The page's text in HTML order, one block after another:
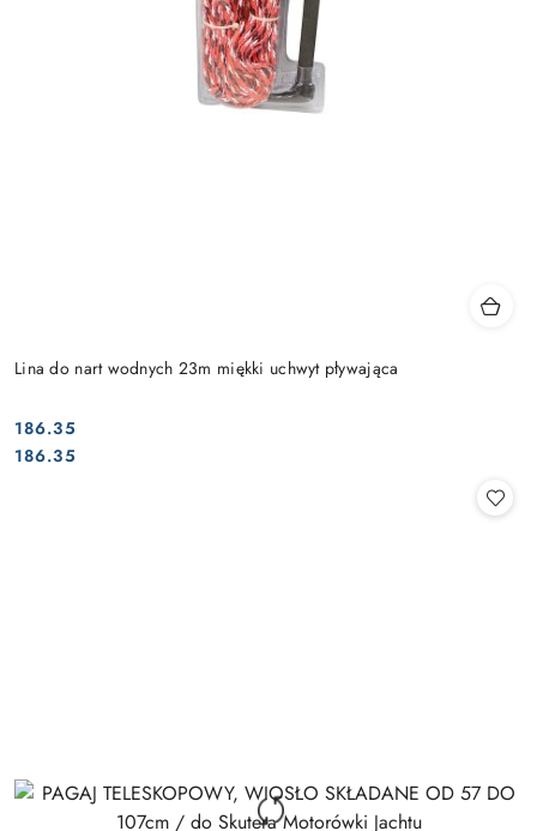
Lina do nart wodnych 23m miękki uchwyt pływająca
Cena:
186.35
Cena:
186.35